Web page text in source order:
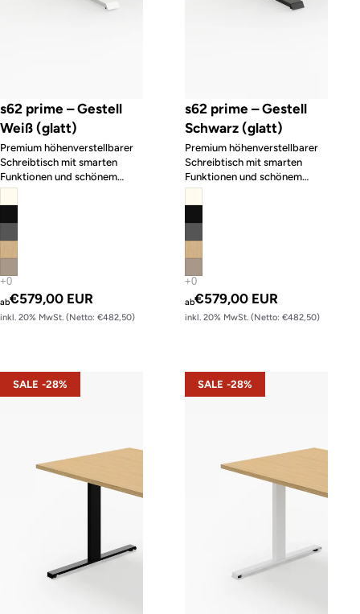
s62 prime – Gestell
Weiß (glatt)
Premium höhenverstellbarer
Schreibtisch mit smarten
Funktionen und schönem
Design
ab€579,00 EUR
inkl. 20% MwSt. (Netto: €482,50)
s62 prime – Gestell
Schwarz (glatt)
Premium höhenverstellbarer
Schreibtisch mit smarten
Funktionen und schönem
Design
ab€579,00 EUR
inkl. 20% MwSt. (Netto: €482,50)
s22 – Gestell Schwarz (glatt)
SALE -28% s22 – Gestell Weiß (glatt)
SALE -28%